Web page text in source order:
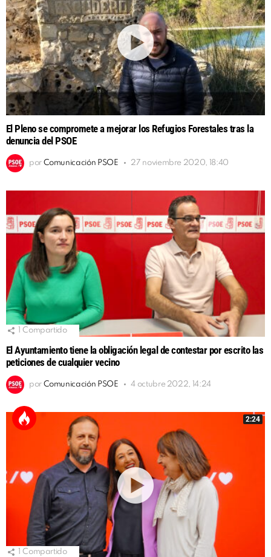
El Pleno se compromete a mejorar los Refugios Forestales tras la
denuncia del PSOE
por Comunicación PSOE 27 noviembre 2020, 18:40
Compartido
El Ayuntamiento tiene la obligación legal de contestar por escrito las
peticiones de cualquier vecino
por Comunicación PSOE 4 octubre 2022, 14:24
2:24
Compartido